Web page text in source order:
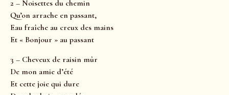
2 – Noisettes du chemin
Qu’on arrache en passant,
Eau fraîche au creux des mains
Et « Bonjour » au passant
3 – Cheveux de raisin mûr
De mon amie d’été
Et cette joie qui dure